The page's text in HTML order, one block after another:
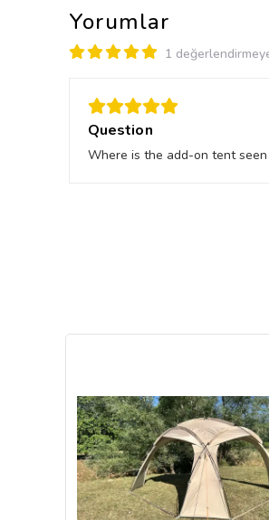
Yorumlar
1
Question
Where is the add-on tent